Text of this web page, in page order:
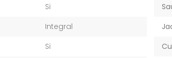
Si
Integral
Si